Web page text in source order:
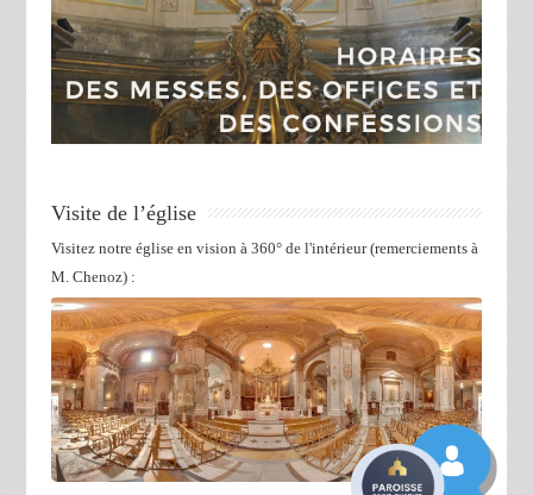
Visite de l’église
Visitez notre église en vision à 360° de l'intérieur (remerciements à
M. Chenoz) :